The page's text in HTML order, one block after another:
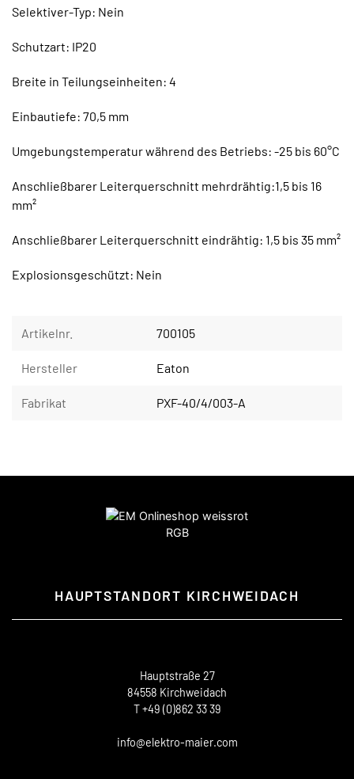
Selektiver-Typ: Nein
Schutzart: IP20
Breite in Teilungseinheiten: 4
Einbautiefe: 70,5 mm
Umgebungstemperatur während des Betriebs: -25 bis 60°C
Anschließbarer Leiterquerschnitt mehrdrähtig:1,5 bis 16
mm²
Anschließbarer Leiterquerschnitt eindrähtig: 1,5 bis 35 mm²
Explosionsgeschützt: Nein
Artikelnr. 700105
Hersteller Eaton
Fabrikat PXF-40/4/003-A
HAUPTSTANDORT KIRCHWEIDACH
Hauptstraße 27
84558 Kirchweidach
T +49 (0)862 33 39
info@elektro-maier.com